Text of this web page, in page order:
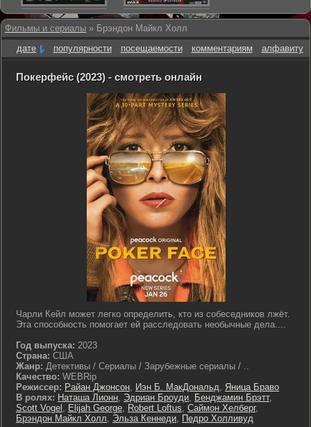
Фильмы и сериалы » Брэндон Майкл Холл
дате
популярности посещаемости комментариям алфавиту
Покерфейс (2023) - смотреть онлайн
Чарли Кейл может легко определить, кто из собеседников лжёт.
Эта способность помогает ей расследовать необычные дела....
Год выпуска: 2023
Страна: США
Жанр: Детективы / Сериалы / Зарубежные сериалы / ..
Качество: WEBRip
Режиссер: Райан Джонсон, Иэн Б. МакДональд, Яница Браво
В ролях: Наташа Лионн, Эдриан Броуди, Бенджамин Брэтт,
Scott Vogel , Elijah George, Robert Loftus, Саймон Хелберг,
Брэндон Майкл Холл, Эльза Кеннеди, Педро Холливуд